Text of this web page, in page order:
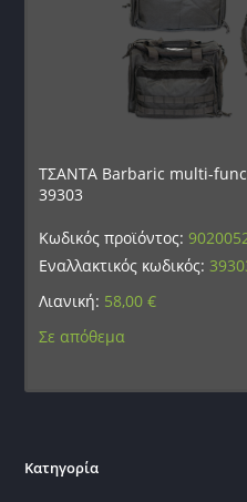
ΤΣΑΝΤΑ Barbaric multi-
39303
Κωδικός προϊόντος:
Εναλλακτικός κωδικός:
Λιανική: 58,00€
Σε απόθεμα
Κατηγορία